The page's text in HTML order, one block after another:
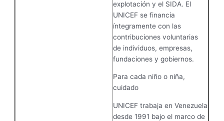
explotación y el SIDA. El
UNICEF se financia
íntegramente con las
contribuciones voluntarias
de individuos, empresas,
fundaciones y gobiernos.
Para cada niño o niña,
cuidado
UNICEF trabaja en Venezuela
desde 1991 bajo el marco de